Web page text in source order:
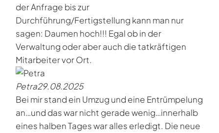
der Anfrage bis zur
Durchführung/Fertigstellung kann man nur
sagen: Daumen hoch!!! Egal ob in der
Verwaltung oder aber auch die tatkräftigen
Mitarbeiter vor Ort.
Petra29.08.2025
Bei mir stand ein Umzug und eine Entrümpelung
an…und das war nicht gerade wenig…innerhalb
eines halben Tages war alles erledigt. Die neue